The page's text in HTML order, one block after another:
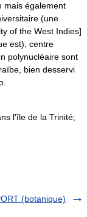
mais également
(une
of the West Indies]
est), centre
polynucléaire sont
bien desservi
l'île de la Trinité;
(botanique)